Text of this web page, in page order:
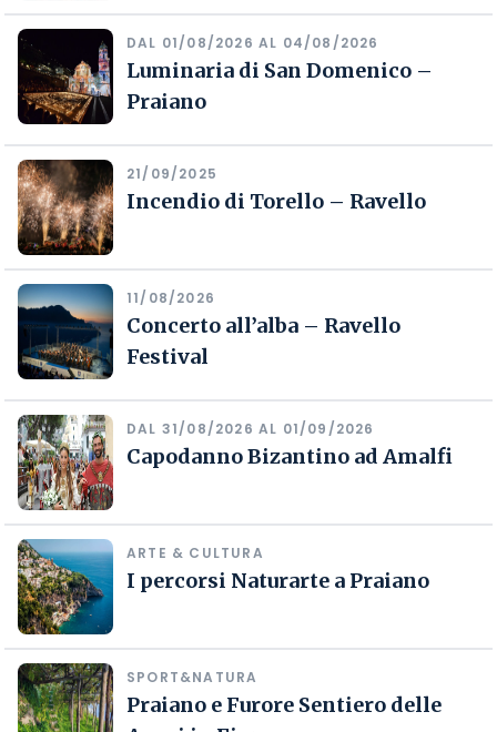
DAL 01/08/2026 AL 04/08/2026
Luminaria di San Domenico –
Praiano
21/09/2025
Incendio di Torello – Ravello
11/08/2026
Concerto all’alba – Ravello
Festival
DAL 31/08/2026 AL 01/09/2026
Capodanno Bizantino ad Amalfi
ARTE & CULTURA
I percorsi Naturarte a Praiano
SPORT&NATURA
Praiano e Furore Sentiero delle